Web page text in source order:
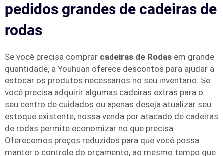
pedidos grandes de cadeiras de
rodas
Se você precisa comprar cadeiras de Rodas em grande
quantidade, a Youhuan oferece descontos para ajudar a
estocar os produtos necessários no seu inventário. Se
você precisa adquirir algumas cadeiras extras para o
seu centro de cuidados ou apenas deseja atualizar seu
estoque existente, nossa venda por atacado de cadeiras
de rodas permite economizar no que precisa.
Oferecemos preços reduzidos para que você possa
manter o controle do orçamento, ao mesmo tempo que